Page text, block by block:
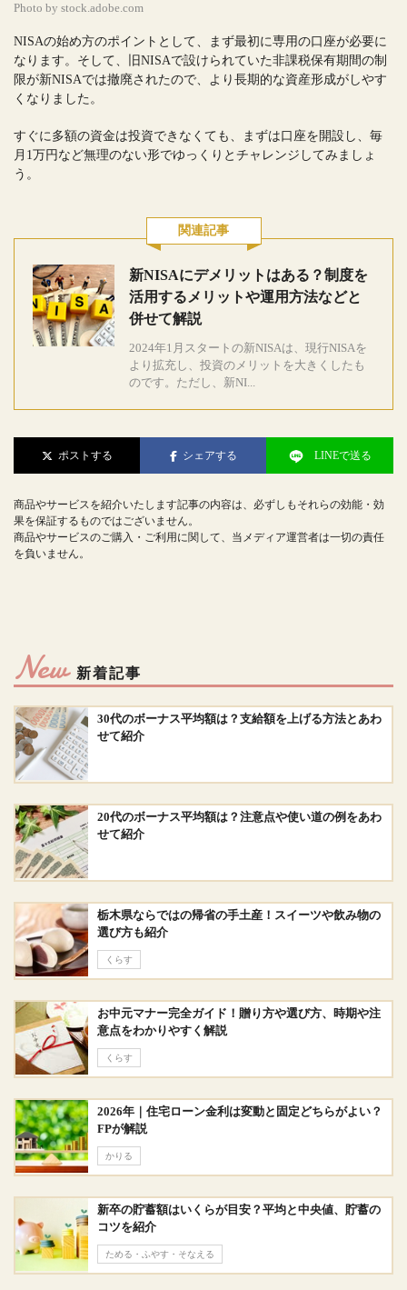
Photo by stock.adobe.com
NISAの始め方のポイントとして、まず最初に専用の口座が必要に
なります。そして、旧NISAで設けられていた非課税保有期間の制
限が新NISAでは撤廃されたので、より長期的な資産形成がしやす
くなりました。
すぐに多額の資金は投資できなくても、まずは口座を開設し、毎
月1万円など無理のない形でゆっくりとチャレンジしてみましょ
う。
関連記事
新NISAにデメリットはある？制度を
活用するメリットや運用方法などと
併せて解説
2024年1月スタートの新NISAは、現行NISAを
より拡充し、投資のメリットを大きくしたも
のです。ただし、新NI...
ポストする シェアする LINEで送る
商品やサービスを紹介いたします記事の内容は、必ずしもそれらの効能・効
果を保証するものではございません。
商品やサービスのご購入・ご利用に関して、当メディア運営者は一切の責任
を負いません。
New 新着記事
30代のボーナス平均額は？支給額を上げる方法とあわ
せて紹介
20代のボーナス平均額は？注意点や使い道の例をあわ
せて紹介
栃木県ならではの帰省の手土産！スイーツや飲み物の
選び方も紹介
くらす
お中元マナー完全ガイド！贈り方や選び方、時期や注
意点をわかりやすく解説
くらす
2026年｜住宅ローン金利は変動と固定どちらがよい？
FPが解説
かりる
新卒の貯蓄額はいくらが目安？平均と中央値、貯蓄の
コツを紹介
ためる・ふやす・そなえる